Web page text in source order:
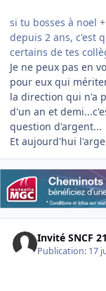
si tu bosses à noel
depuis 2 ans, c'est
certains de tes
Je ne peux pas en
pour eux qui
la direction qui n'a
d'un an et
question d'argent...
Et aujourd'hui
Invité SNCF 21
Publication: 17